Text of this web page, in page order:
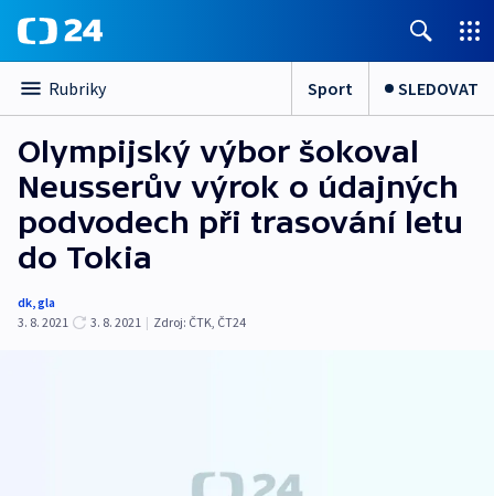
Rubriky Sport SLEDOVAT
Olympijský výbor šokoval
Neusserův výrok o údajných
podvodech při trasování letu
do Tokia
dk,gla
3. 8. 2021
3. 8. 2021 | Zdroj: ČTK, ČT24